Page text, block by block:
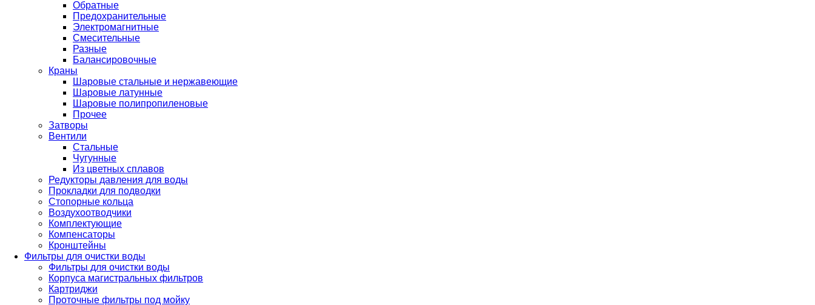
Обратные
Предохранительные
Электромагнитные
Смесительные
Разные
Балансировочные
Краны
Шаровые стальные и нержавеющие
Шаровые латунные
Шаровые полипропиленовые
Прочее
Затворы
Вентили
Стальные
Чугунные
Из цветных сплавов
Редукторы давления для воды
Прокладки для подводки
Стопорные кольца
Воздухоотводчики
Комплектующие
Компенсаторы
Кронштейны
Фильтры для очистки воды
Фильтры для очистки воды
Корпуса магистральных фильтров
Картриджи
Проточные фильтры под мойку